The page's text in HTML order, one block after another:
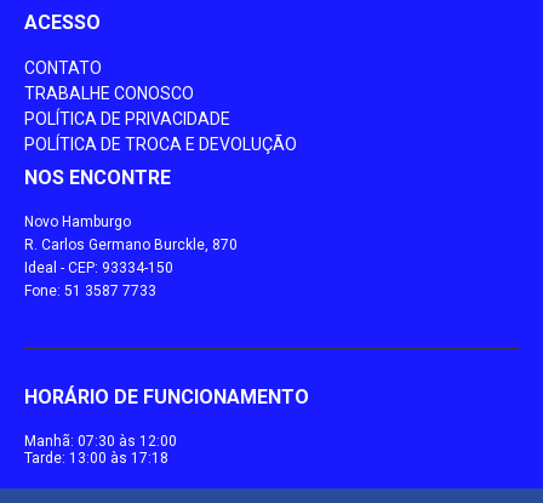
ACESSO
CONTATO
TRABALHE CONOSCO
POLÍTICA DE PRIVACIDADE
POLÍTICA DE TROCA E DEVOLUÇÃO
NOS ENCONTRE
Novo Hamburgo
R. Carlos Germano Burckle, 870
Ideal - CEP: 93334-150
Fone: 51 3587 7733
HORÁRIO DE FUNCIONAMENTO
Manhã: 07:30 às 12:00
Tarde: 13:00 às 17:18